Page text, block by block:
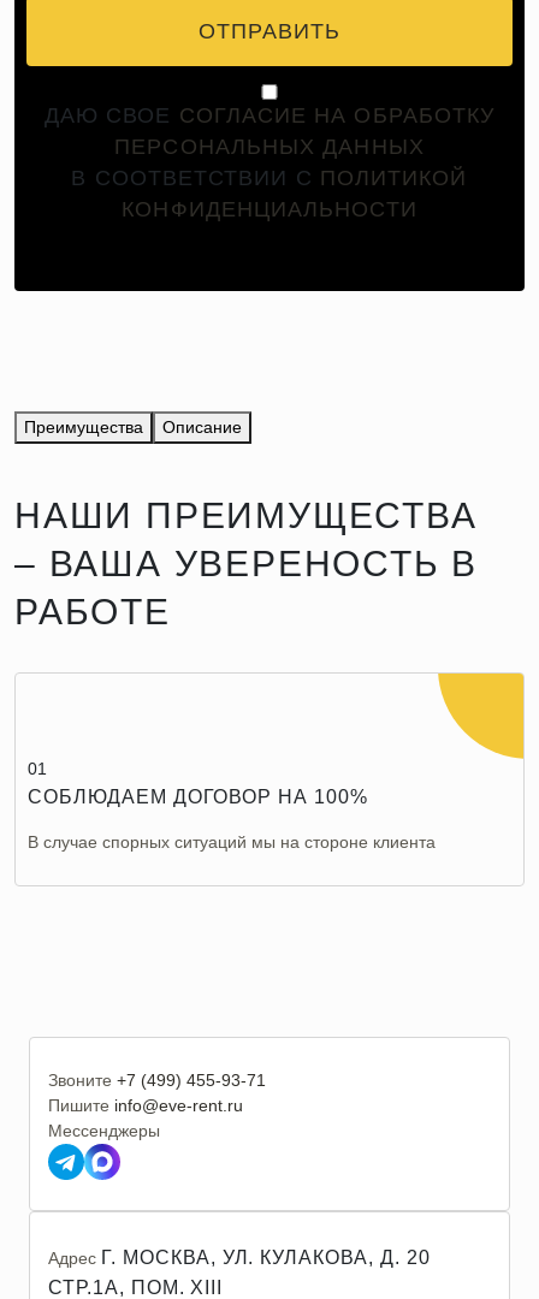
ОТПРАВИТЬ
ДАЮ СВОЕ СОГЛАСИЕ НА ОБРАБОТКУ
ПЕРСОНАЛЬНЫХ ДАННЫХ
В СООТВЕТСТВИИ С ПОЛИТИКОЙ
КОНФИДЕНЦИАЛЬНОСТИ
Преимущества Описание
НАШИ ПРЕИМУЩЕСТВА
– ВАША УВЕРЕНОСТЬ В
РАБОТЕ
01
СОБЛЮДАЕМ ДОГОВОР НА 100%
В случае спорных ситуаций мы на стороне клиента
Звоните +7 (499) 455-93-71
Пишите info@eve-rent.ru
Мессенджеры
Адрес Г. МОСКВА, УЛ. КУЛАКОВА, Д. 20
СТР.1А, ПОМ. XIII